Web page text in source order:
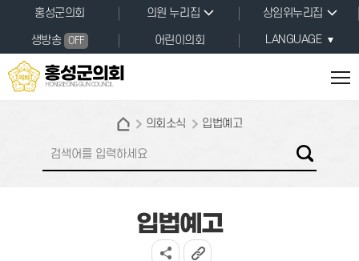
본문바로가기
홍성군의회 의원 누리집
상임위누리집
생방송
OFF 어린이의회 LANGUAGE
홍성군의회
HONGSEONG GUN COUNCIL
의회소식 입법예고
입법예고